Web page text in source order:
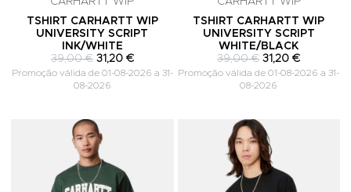
TSHIRT CARHARTT WIP
UNIVERSITY SCRIPT
INK/WHITE
39,00 € 31,20 €
Promoção válida de 01-08-2026 a 31-
08-2026
TSHIRT CARHARTT WIP
UNIVERSITY SCRIPT
WHITE/BLACK
39,00 € 31,20 €
Promoção válida de 01-08-2026 a 31-
08-2026
Adicionar aos Favoritos